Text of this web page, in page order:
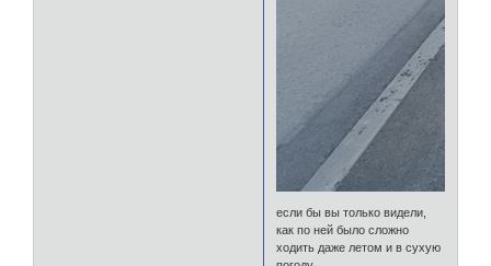
если бы вы только видели,
как по ней было сложно
ходить даже летом и в сухую